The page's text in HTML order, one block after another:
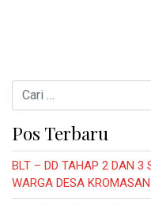
Cari untuk:
Pos Terbaru
BLT – DD TAHAP 2 DAN 3
WARGA DESA KROMASAN